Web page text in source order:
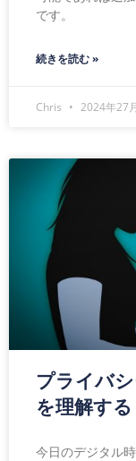
です。
続きを読む »
Chris 2024年27
プライバ
を理解する
今日のデジタル